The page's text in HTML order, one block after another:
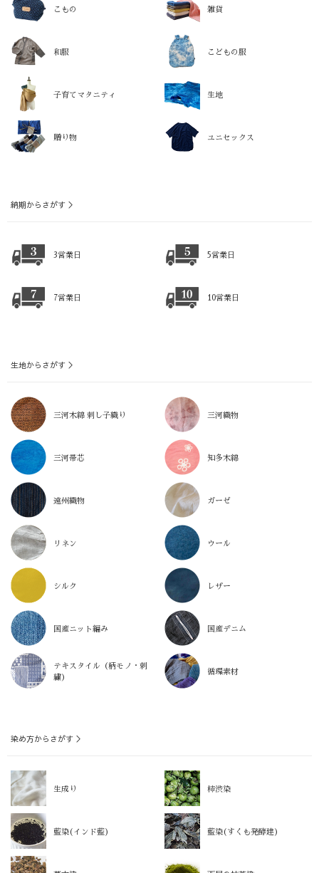
こもの 雑貨
和服 こどもの服
子育てマタニティ 生地
贈り物 ユニセックス
納期からさがす ＞
3営業日 5営業日
7営業日 10営業日
生地からさがす ＞
三河木綿 刺し子織り 三河織物
三河帯芯 知多木綿
遠州織物 ガーゼ
リネン ウール
シルク レザー
国産ニット編み 国産デニム
テキスタイル（柄モノ・刺
繍）
循環素材
染め方からさがす ＞
生成り 柿渋染
藍染(インド藍) 藍染(すくも発酵建)